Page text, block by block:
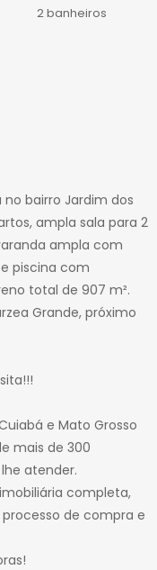
2 banheiros
bairro Jardim dos
ampla sala para 2
ampla com
piscina com
total de 907 m².
Grande, próximo
e Mato Grosso
mais de 300
atender.
completa,
de compra e